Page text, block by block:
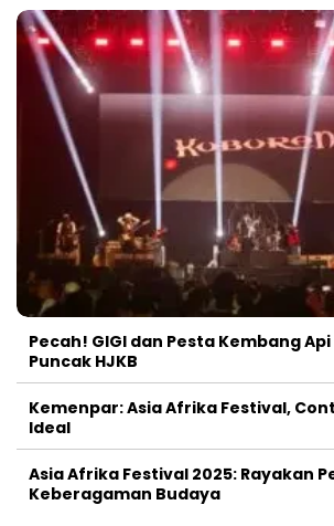
Pecah! GIGI dan Pesta Kembang
Puncak HJKB
Kemenpar: Asia Afrika Festival,
Ideal
Asia Afrika Festival 2025: Rayakan
Keberagaman Budaya